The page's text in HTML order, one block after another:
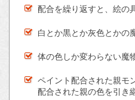
配合を繰り返すと、絵の
白とか黒とか灰色とかの
体の色しか変わらない魔
ペイント配合された親モ
配合された親の色を引き